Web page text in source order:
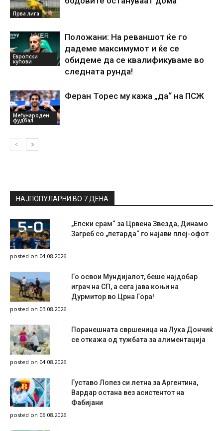
Прва лига
Европски
купови
Положани: На реваншот ќе го
дадеме максимумот и ќе се
обидеме да се квалификуваме во
следната рунда!
Меѓународен
фудбал
Феран Торес му кажа „да“ на ПСЖ
НАЈПОПУЛАРНИ ВО 7 ДЕНА
„Епски срам“ за Црвена Звезда, Динамо
Загреб со „петарда“ го најави плеј-офот
posted on 04.08.2026
Го освои Мундијалот, беше најдобар
играч на СП, а сега јава коњи на
Дурмитор во Црна Гора!
posted on 03.08.2026
Поранешната свршеница на Лука Дончиќ
се откажа од тужбата за алиментација
posted on 04.08.2026
Густаво Лопез си летна за Аргентина,
Вардар остана вез асистентот на
Фабијани
posted on 06.08.2026